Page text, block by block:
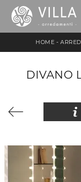
HOME -
DIVANO